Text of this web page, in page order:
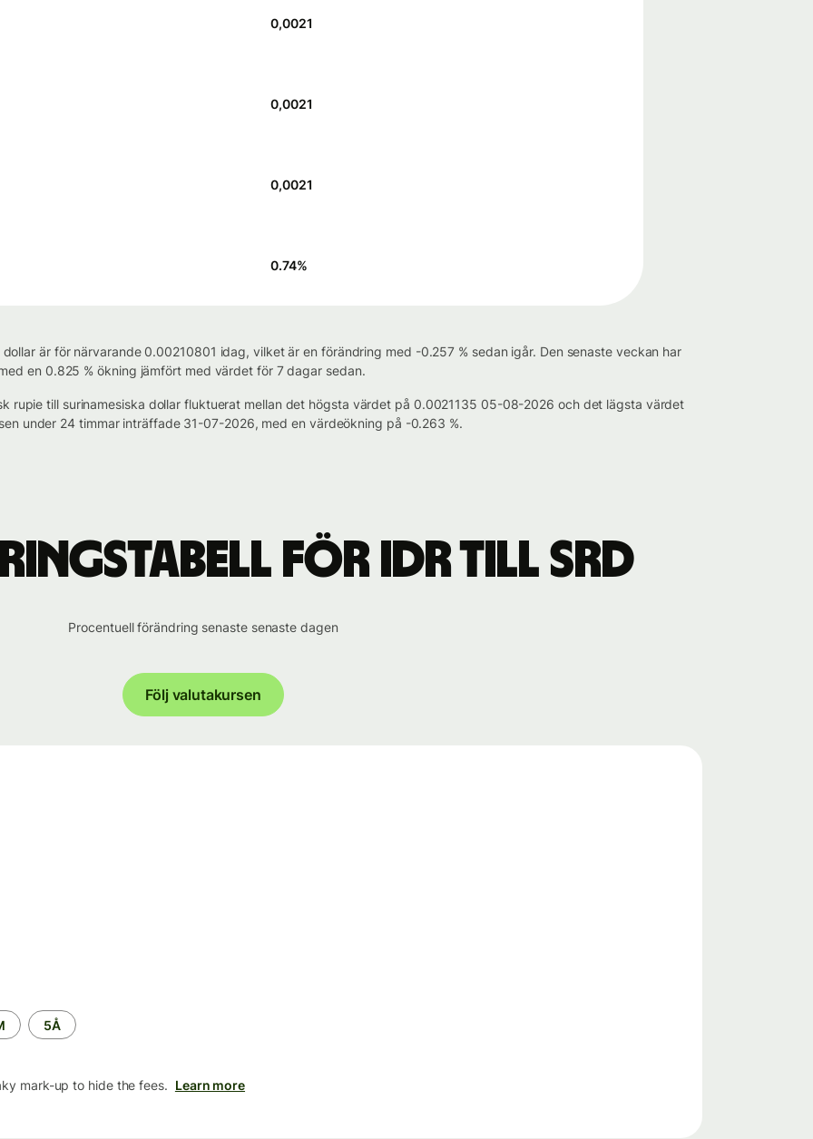
0,0021
0,0021
0,0021
0.74%
är för närvarande 0.00210801 idag, vilket är en förändring med -0.257 % sedan igår. Den senaste veckan har
en 0.825 % ökning jämfört med värdet för 7 dagar sedan.
rupie till surinamesiska dollar fluktuerat mellan det högsta värdet på 0.0021135 05-08-2026 och det lägsta värdet
under 24 timmar inträffade 31-07-2026, med en värdeökning på -0.263 %.
för IDR till SRD
Procentuell förändring senaste senaste dagen
Följ valutakursen
5Å
mark-up to hide the fees. Learn more